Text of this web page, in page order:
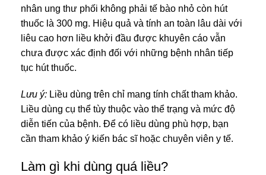
nhân ung thư phối không phải tế bào nhỏ còn hút
thuốc là 300 mg. Hiệu quả và tính an toàn lâu dài với
liêu cao hơn liều khởi đầu được khuyên cáo vẫn
chưa được xác định đối với những bệnh nhân tiếp
tục hút thuốc.
Lưu ý: Liều dùng trên chỉ mang tính chất tham khảo.
Liều dùng cụ thể tùy thuộc vào thể trạng và mức độ
diễn tiến của bệnh. Để có liều dùng phù hợp, bạn
cần tham khảo ý kiến bác sĩ hoặc chuyên viên y tế.
Làm gì khi dùng quá liều?